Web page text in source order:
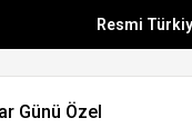
Resmi
Günü Özel